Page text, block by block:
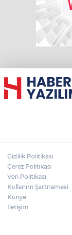
Gizlilik Politikası
Çerez Politikası
Veri Politikası
Kullanım Şartnamesi
Künye
İletişim